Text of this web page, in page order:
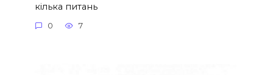
кілька питань
0 7